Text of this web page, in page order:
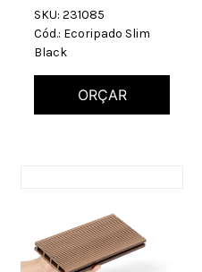
SKU: 231085
Cód.: Ecoripado Slim
Black
ORÇAR